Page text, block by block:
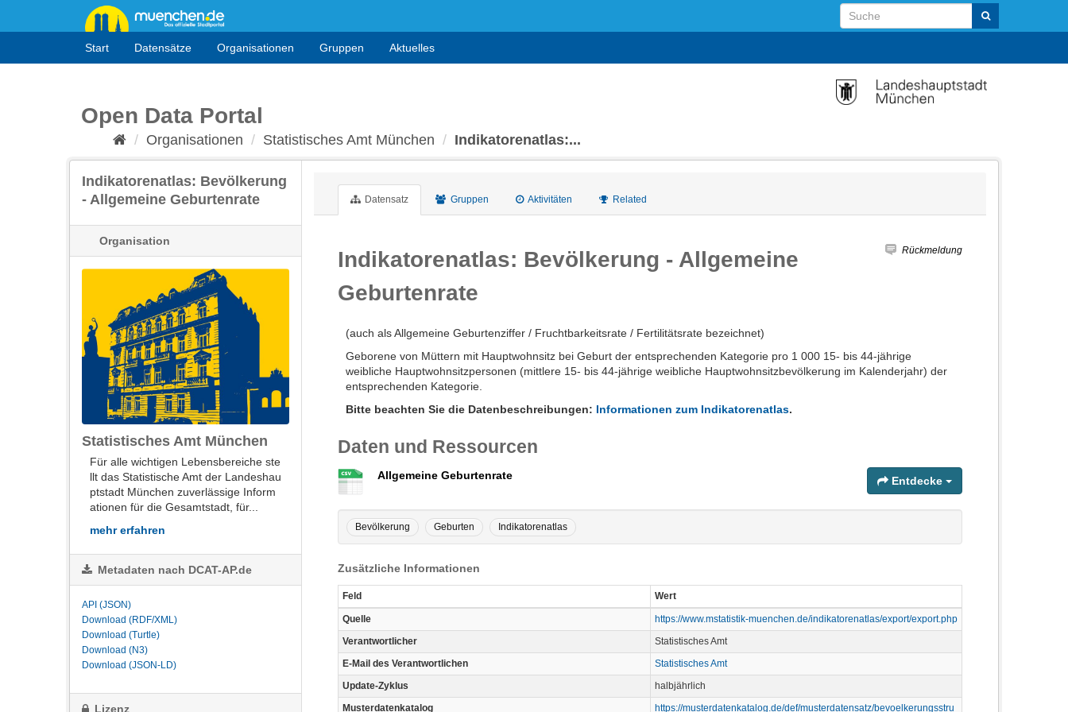
Start Datensätze Organisationen Gruppen Aktuelles
Open Data Portal
Organisationen Statistisches Amt München Indikatorenatlas:...
Indikatorenatlas: Bevölkerung
- Allgemeine Geburtenrate
Organisation
Statistisches Amt München
Für alle wich­ti­gen Le­bens­be­rei­che ste
llt das Sta­tis­ti­sche Amt der Lan­des­hau
ptstadt Mün­chen zu­ver­läs­si­ge In­for­m
a­tio­nen für die Ge­samt­stadt, für...
mehr erfahren
Metadaten nach DCAT-AP.de
API (JSON)
Download (RDF/XML)
Download (Turtle)
Download (N3)
Download (JSON-LD)
Lizenz
Datensatz Gruppen Aktivitäten Related
Rückmeldung
Indikatorenatlas: Bevölkerung - Allgemeine
Geburtenrate
(auch als Allgemeine Geburtenziffer / Fruchtbarkeitsrate / Fertilitätsrate bezeichnet)
Geborene von Müttern mit Hauptwohnsitz bei Geburt der entsprechenden Kategorie pro 1 000 15- bis 44-jährige
weibliche Hauptwohnsitzpersonen (mittlere 15- bis 44-jährige weibliche Hauptwohnsitzbevölkerung im Kalenderjahr) der
entsprechenden Kategorie.
Bitte beachten Sie die Datenbeschreibungen: Informationen zum Indikatorenatlas.
Daten und Ressourcen
Allgemeine Geburtenrate Entdecke
Bevölkerung Geburten Indikatorenatlas
Zusätzliche Informationen
Feld Wert
Quelle
https://www.mstatistik-muenchen.de/indikatorenatlas/export/export.php
Verantwortlicher
Statistisches Amt
E-Mail des Verantwortlichen
Statistisches Amt
Update-Zyklus
halbjährlich
Musterdatenkatalog
https://musterdatenkatalog.de/def/musterdatensatz/bevoelkerungsstru